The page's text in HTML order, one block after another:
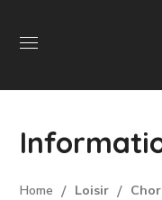
Home Loisir